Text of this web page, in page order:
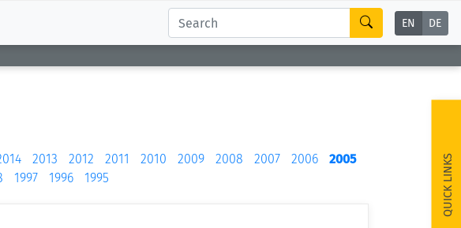
EN DE
QUICK LINKS
2013 2012 2011 2010 2009 2008 2007 2006
2005
1997 1996 1995